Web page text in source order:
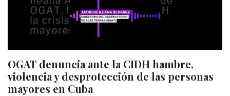
OGAT denuncia ante la CIDH hambre,
violencia y desprotección de las personas
mayores en Cuba